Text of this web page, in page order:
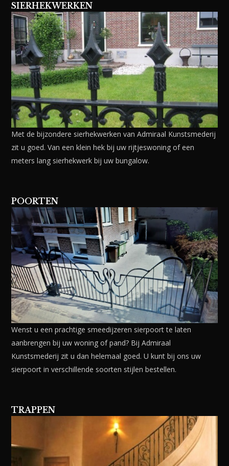
SIERHEKWERKEN
Met de bijzondere sierhekwerken van Admiraal Kunstsmederij
zit u goed. Van een klein hek bij uw rijtjeswoning of een
meters lang sierhekwerk bij uw bungalow.
POORTEN
Wenst u een prachtige smeedijzeren sierpoort te laten
aanbrengen bij uw woning of pand? Bij Admiraal
Kunstsmederij zit u dan helemaal goed. U kunt bij ons uw
sierpoort in verschillende soorten stijlen bestellen.
TRAPPEN